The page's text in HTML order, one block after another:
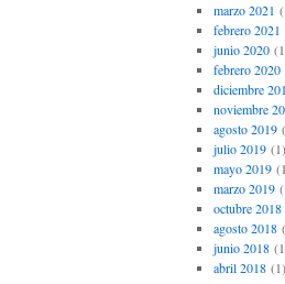
marzo 2021
febrero 2021
junio 2020
febrero 2020
diciembre
noviembre
agosto 2019
julio 2019(1)
mayo 2019
marzo 2019
octubre 2018
agosto 2018
junio 2018
abril 2018(1)